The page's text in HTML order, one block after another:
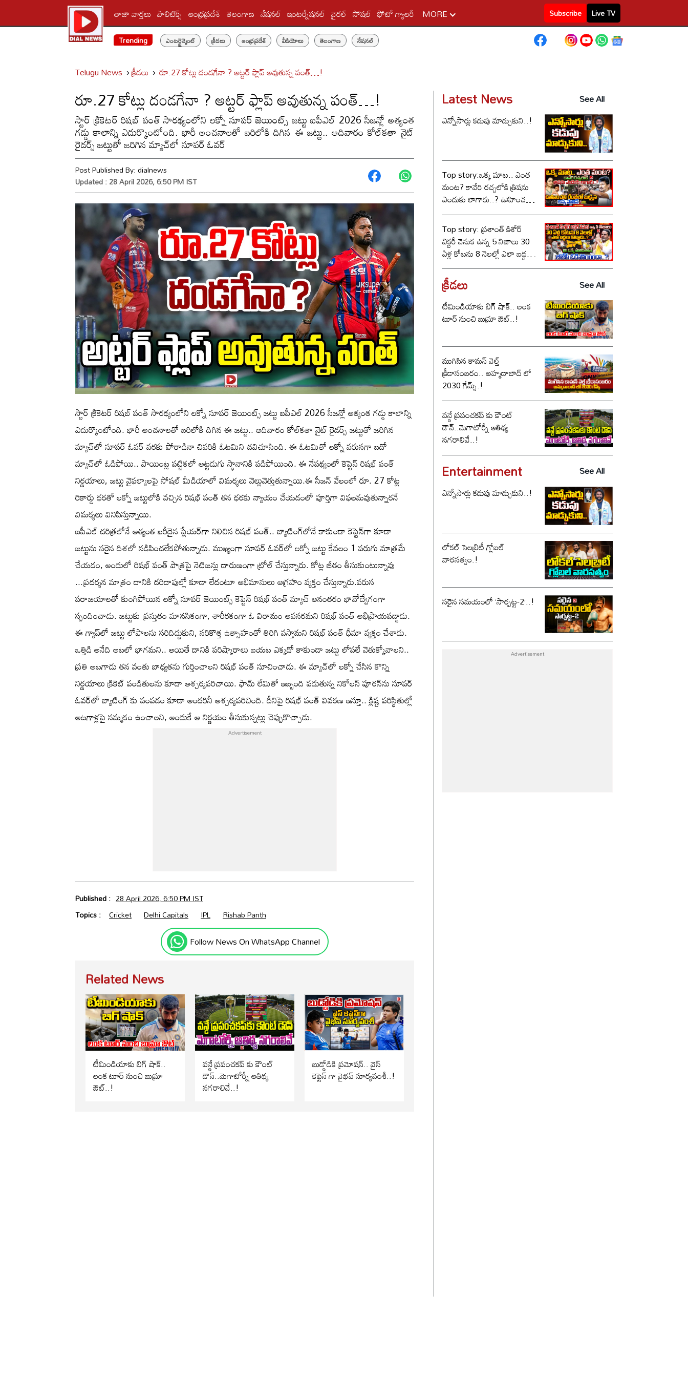
తాజా వార్తలు పాలిటిక్స్‌ ఆంధ్రప్రదేశ్ తెలంగాణ నేషనల్ ఇంటర్నేషనల్ వైరల్ సోషల్ ఫోటో గ్యాలరీ MORE Subscribe
Live TV
Trending
ఎంటర్టైన్మెంట్ క్రీడలు ఆంధ్రప్రదేశ్ వీడియోలు తెలంగాణ నేషనల్
Telugu News క్రీడలు రూ.27 కోట్లు దండగేనా ? అట్టర్ ఫ్లాప్ అవుతున్న పంత్…!
రూ.27 కోట్లు దండగేనా ? అట్టర్ ఫ్లాప్ అవుతున్న పంత్…!
స్టార్ క్రికెటర్ రిషబ్ పంత్ సారథ్యంలోని లక్నో సూపర్ జెయింట్స్ జట్టు ఐపీఎల్ 2026 సీజన్లో అత్యంత
గడ్డు కాలాన్ని ఎదుర్కొంటోంది. భారీ అంచనాలతో బరిలోకి దిగిన ఈ జట్టు.. ఆదివారం కోల్‌కతా నైట్
రైడర్స్‌ జట్టుతో జరిగిన మ్యాచ్‌లో సూపర్ ఓవర్
Post Published By:dialnews
Updated : 28 April 2026, 6:50 PM IST
స్టార్ క్రికెటర్ రిషబ్ పంత్ సారథ్యంలోని లక్నో సూపర్ జెయింట్స్ జట్టు ఐపీఎల్ 2026 సీజన్లో అత్యంత గడ్డు కాలాన్ని
ఎదుర్కొంటోంది. భారీ అంచనాలతో బరిలోకి దిగిన ఈ జట్టు.. ఆదివారం కోల్‌కతా నైట్ రైడర్స్‌ జట్టుతో జరిగిన
మ్యాచ్‌లో సూపర్ ఓవర్ వరకు పోరాడినా చివరికి ఓటమిని చవిచూసింది. ఈ ఓటమితో లక్నో వరుసగా ఐదో
మ్యాచ్‌లో ఓడిపోయి.. పాయింట్ల పట్టికలో అట్టడుగు స్థానానికి పడిపోయింది. ఈ నేపథ్యంలో కెప్టెన్ రిషభ్ పంత్
నిర్ణయాలు, జట్టు వైఫల్యాలపై సోషల్ మీడియాలో విమర్శలు వెల్లువెత్తుతున్నాయి.ఈ సీజన్ వేలంలో రూ. 27 కోట్ల
రికార్డు ధరతో లక్నో జట్టులోకి వచ్చిన రిషభ్ పంత్ తన ధరకు న్యాయం చేయడంలో పూర్తిగా విఫలమవుతున్నారనే
విమర్శలు వినిపిస్తున్నాయి.
ఐపీఎల్ చరిత్రలోనే అత్యంత ఖరీదైన ప్లేయర్‌గా నిలిచిన రిషభ్ పంత్.. బ్యాటింగ్‌లోనే కాకుండా కెప్టెన్‌గా కూడా
జట్టును సరైన దిశలో నడిపించలేకపోతున్నాడు. ముఖ్యంగా సూపర్ ఓవర్‌లో లక్నో జట్టు కేవలం 1 పరుగు మాత్రమే
చేయడం, అందులో రిషభ్ పంత్ పాత్రపై నెటిజన్లు దారుణంగా ట్రోల్ చేస్తున్నారు. కోట్ల జీతం తీసుకుంటున్నావు
...ప్రదర్శన మాత్రం దానికి దరిదాపుల్లో కూడా లేదంటూ అభిమానులు ఆగ్రహం వ్యక్తం చేస్తున్నారు.వరుస
పరాజయాలతో కుంగిపోయిన లక్నో సూపర్ జెయింట్స్ కెప్టెన్ రిషభ్ పంత్ మ్యాచ్ అనంతరం భావోద్వేగంగా
స్పందించాడు. జట్టుకు ప్రస్తుతం మానసికంగా, శారీరకంగా ఓ విరామం అవసరమని రిషభ్ పంత్ అభిప్రాయపడ్డాడు.
ఈ గ్యాప్‌లో జట్టు లోపాలను సరిదిద్దుకుని, సరికొత్త ఉత్సాహంతో తిరిగి వస్తామని రిషభ్ పంత్ ధీమా వ్యక్తం చేశాడు.
ఒత్తిడి అనేది ఆటలో భాగమని.. అయితే దానికి పరిష్కారాలు బయట ఎక్కడో కాకుండా జట్టు లోపలే వెతుక్కోవాలని..
ప్రతి ఆటగాడు తన వంతు బాధ్యతను గుర్తించాలని రిషభ్ పంత్ సూచించాడు. ఈ మ్యాచ్‌లో లక్నో చేసిన కొన్ని
నిర్ణయాలు క్రికెట్ పండితులను కూడా ఆశ్చర్యపరిచాయి. ఫామ్ లేమితో ఇబ్బంది పడుతున్న నికోలస్ పూరన్‌ను సూపర్
ఓవర్‌లో బ్యాటింగ్ కు పంపడం కూడా అందరినీ ఆశ్చర్యపరిచింది. దీనిపై రిషభ్ పంత్ వివరణ ఇస్తూ.. క్లిష్ట పరిస్థితుల్లో
ఆటగాళ్లపై నమ్మకం ఉంచాలని, అందుకే ఆ నిర్ణయం తీసుకున్నట్లు చెప్పుకొచ్చాడు.
Published : 28 April 2026, 6:50 PM IST
Topics : Cricket Delhi Capitals IPL Rishab Panth
Follow News On WhatsApp Channel
Related News
టీమిండియాకు బిగ్ షాక్..
లంక టూర్ నుంచి బుమ్రా
ఔట్..!
వన్డే ప్రపంచకప్ కు కౌంట్
డౌన్..మెగాటోర్నీ ఆతిథ్య
నగరాలివే..!
బుడ్డోడికి ప్రమోషన్.. వైస్
కెప్టెన్ గా వైభవ్ సూర్యవంశీ..!
Latest News
See All
ఎన్నోసార్లు కడుపు మాడ్చుకుని..!
Top story:ఒక్క మాట.. ఎంత
మంట? కావేరి రచ్చలోకి త్రిషను
ఎందుకు లాగారు..? ఊహించని
రేంజ్ లో బుక్కైన చిన్న స్టాలిన్..!
Top story: ప్రశాంత్ కిశోర్
విక్టరీ వెనుక ఉన్న 5 నిజాలు 30
ఏళ్ల కోటను 8 నెలల్లో ఎలా బద్దలు
కొట్టాడు..? ఆ ఒక్క మాటతోనే
బీజేపీ ఓడిపోయిందా..?
క్రీడలు
See All
టీమిండియాకు బిగ్ షాక్.. లంక
టూర్ నుంచి బుమ్రా ఔట్..!
ముగిసిన కామన్ వెల్త్
క్రీడాసంబరం.. అహ్మదాబాద్ లో
2030 గేమ్స్.!
వన్డే ప్రపంచకప్ కు కౌంట్
డౌన్..మెగాటోర్నీ ఆతిథ్య
నగరాలివే..!
Entertainment
See All
ఎన్నోసార్లు కడుపు మాడ్చుకుని..!
లోకల్ సెలబ్రిటీ గ్లోబల్
వారసత్వం.!
సరైన సమయంలో ‘సార్పట్ట-2’..!